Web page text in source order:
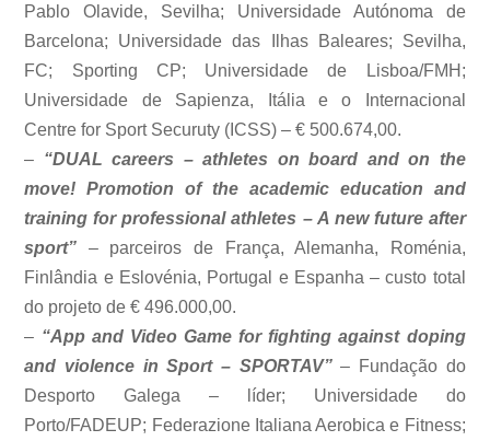
Pablo Olavide, Sevilha; Universidade Autónoma de
Barcelona; Universidade das Ilhas Baleares; Sevilha,
FC; Sporting CP; Universidade de Lisboa/FMH;
Universidade de Sapienza, Itália e o Internacional
Centre for Sport Securuty (ICSS) – € 500.674,00.
– “DUAL careers – athletes on board and on the
move! Promotion of the academic education and
training for professional athletes – A new future after
sport” – parceiros de França, Alemanha, Roménia,
Finlândia e Eslovénia, Portugal e Espanha – custo total
do projeto de € 496.000,00.
– “App and Video Game for fighting against doping
and violence in Sport – SPORTAV”– Fundação do
Desporto Galega – líder; Universidade do
Porto/FADEUP; Federazione Italiana Aerobica e Fitness;